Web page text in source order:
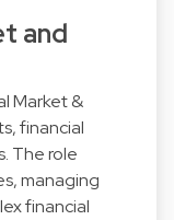
and
Market &
financial
The role
managing
financial